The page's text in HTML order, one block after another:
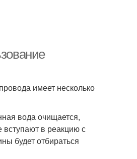
имеет несколько
вода очищается,
вступают в реакцию с
будет отбираться